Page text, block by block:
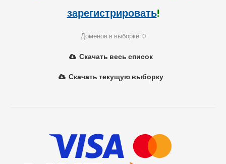
зарегистрировать!
Доменов в выборке: 0
Скачать весь список
Скачать текущую выборку